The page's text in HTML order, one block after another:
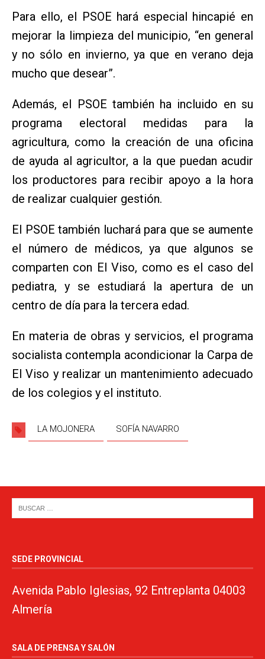
Para ello, el PSOE hará especial hincapié en
mejorar la limpieza del municipio, “en general
y no sólo en invierno, ya que en verano deja
mucho que desear”.
Además, el PSOE también ha incluido en su
programa electoral medidas para la
agricultura, como la creación de una oficina
de ayuda al agricultor, a la que puedan acudir
los productores para recibir apoyo a la hora
de realizar cualquier gestión.
El PSOE también luchará para que se aumente
el número de médicos, ya que algunos se
comparten con El Viso, como es el caso del
pediatra, y se estudiará la apertura de un
centro de día para la tercera edad.
En materia de obras y servicios, el programa
socialista contempla acondicionar la Carpa de
El Viso y realizar un mantenimiento adecuado
de los colegios y el instituto.
LA MOJONERA SOFÍA NAVARRO
SEDE PROVINCIAL
Avenida Pablo Iglesias, 92 Entreplanta 04003
Almería
SALA DE PRENSA Y SALÓN